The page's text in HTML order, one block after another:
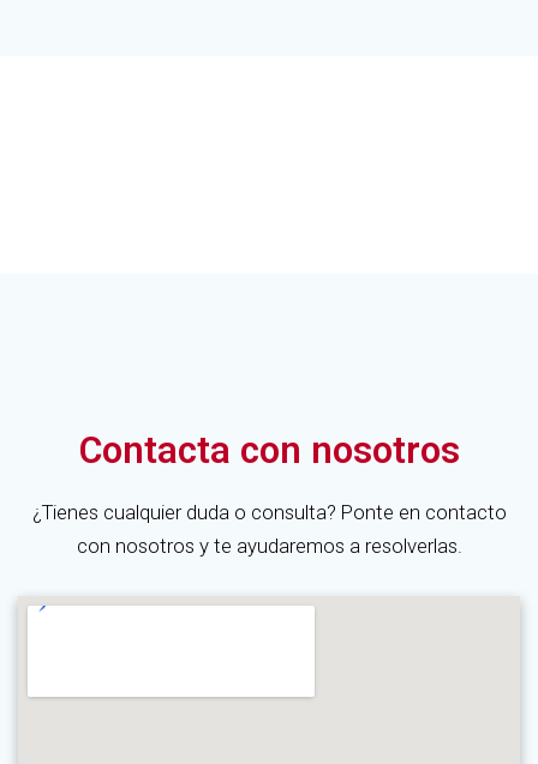
Contacta con nosotros
¿Tienes cualquier duda o consulta? Ponte en contacto
con nosotros y te ayudaremos a resolverlas.